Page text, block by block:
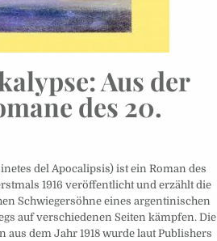
Aus der
des 20.
del Apocalipsis) ist ein Roman des
1916 veröffentlicht und erzählt die
Schwiegersöhne eines argentinischen
auf verschiedenen Seiten kämpfen. Die
dem Jahr 1918 wurde laut Publishers